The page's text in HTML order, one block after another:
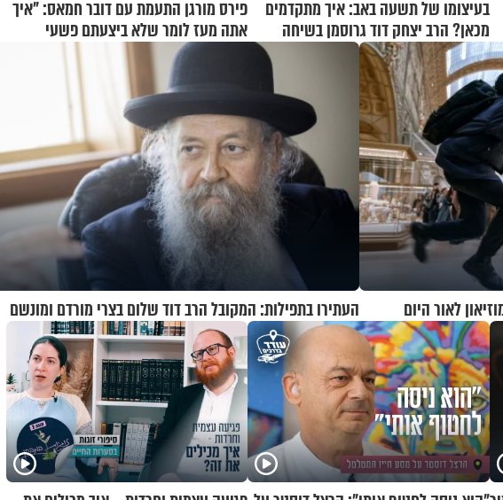
בעיצומו של תשעה באב: איך מתקדמים
מכאן? הרב יצחק דוד גרוסמן בשיחה
מיוחדת
פירס מורגן התעמת עם דובר חמאס: "איך
אתה מעז לומר שלא ביצעתם פשעי
מלחמה?!"
העתירו בתפילות: המקובל הרב דוד שלום בצרי מורדם ומונשם